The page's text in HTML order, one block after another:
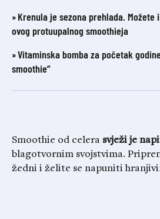
Krenula je sezona prehlada.
ovog protuupalnog smoothieja
Vitaminska bomba za početak
smoothie”
Smoothie od celera svježi je
blagotvornim svojstvima.
žedni i želite se napuniti